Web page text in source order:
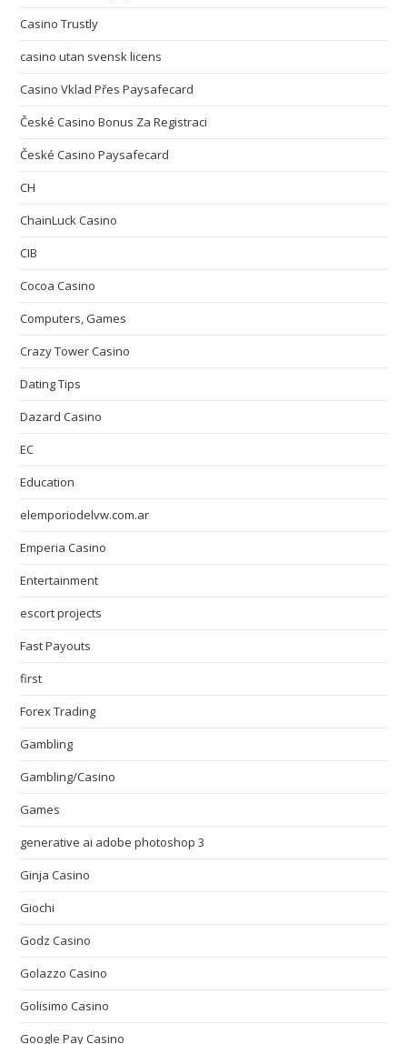
Casino Trustly
casino utan svensk licens
Casino Vklad Přes Paysafecard
České Casino Bonus Za Registraci
České Casino Paysafecard
CH
ChainLuck Casino
CIB
Cocoa Casino
Computers, Games
Crazy Tower Сasino
Dating Tips
Dazard Casino
EC
Education
elemporiodelvw.com.ar
Emperia Casino
Entertainment
escort projects
Fast Payouts
first
Forex Trading
Gambling
Gambling/Casino
Games
generative ai adobe photoshop 3
Ginja Casino
Giochi
Godz Casino
Golazzo Casino
Golisimo Casino
Google Pay Casino